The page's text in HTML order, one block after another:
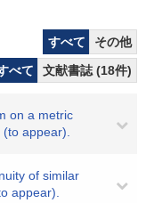
すべて
その他
べて
文献書誌 (18件)
on a metric
appear).
of similar
appear).